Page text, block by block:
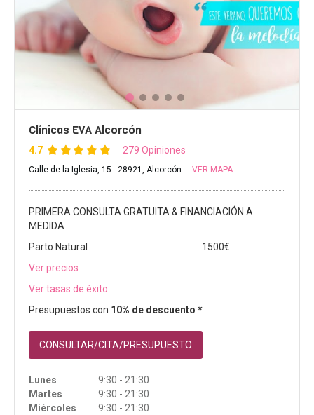
Clínicas EVA Alcorcón
4.7 279 Opiniones
Calle de la Iglesia, 15 - 28921, Alcorcón VER MAPA
PRIMERA CONSULTA GRATUITA & FINANCIACIÓN A
MEDIDA
Parto Natural
1500€
Ver precios
Ver tasas de éxito
Presupuestos con 10% de descuento *
CONSULTAR/CITA/PRESUPUESTO
Lunes
9:30 - 21:30
Martes
9:30 - 21:30
Miércoles
9:30 - 21:30